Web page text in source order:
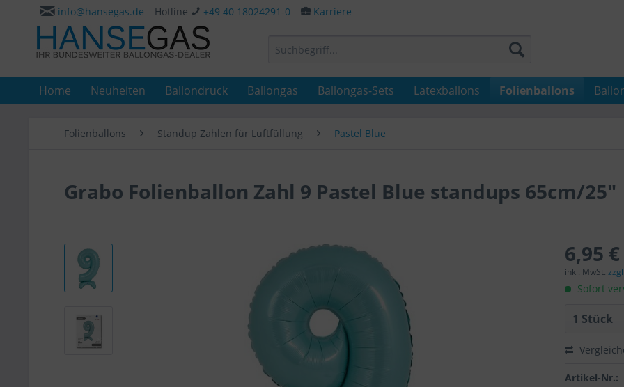
info@hansegas.de Hotline +49 40 18024291-0 Karriere
Home Neuheiten Ballondruck Ballongas Ballongas-Sets Latexballons Folienballons
Folienballons Standup Zahlen für Luftfüllung Pastel Blue
Grabo Folienballon Zahl 9 Pastel Blue standups 65cm/25"
6,95
inkl. MwSt.
Sofort
Artikel-Nr.: